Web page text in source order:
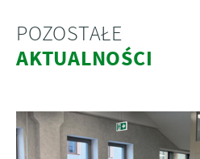
POZOSTAŁE
AKTUALNOŚCI